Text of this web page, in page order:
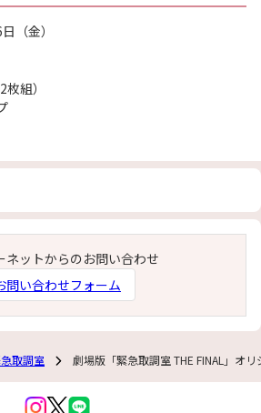
（金）
組）
ネットからのお問い合わせ
問い合わせフォーム
取調室 劇場版「緊急取調室 THE FINAL」オ